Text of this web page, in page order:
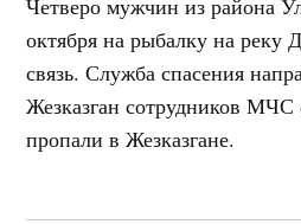
октября на рыбалку на реку
связь. Служба спасения
Жезказган сотрудников МЧС
пропали в Жезказгане.